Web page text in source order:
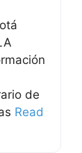
de
Read